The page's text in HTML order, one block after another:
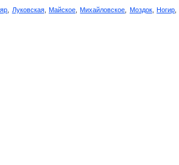
Луковская,Майское ,Михайловское Моздок,Ногир